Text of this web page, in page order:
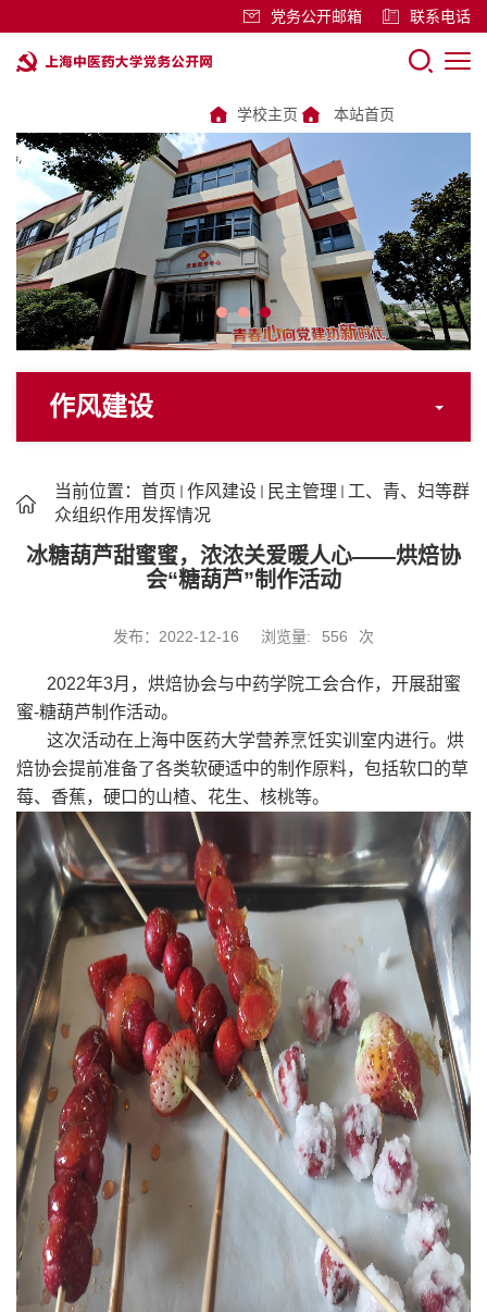
党务公开邮箱 联系电话
学校主页 本站首页
作风建设
当前位置： 首页 作风建设 民主管理
工、青、妇等群
众组织作用发挥情况
冰糖葫芦甜蜜蜜，浓浓关爱暖人心——烘焙协
会“糖葫芦”制作活动
发布：2022-12-16 浏览量: 556 次
2022年3月，烘焙协会与中药学院工会合作，开展甜蜜
蜜-糖葫芦制作活动。
这次活动在上海中医药大学营养烹饪实训室内进行。烘
焙协会提前准备了各类软硬适中的制作原料，包括软口的草
莓、香蕉，硬口的山楂、花生、核桃等。